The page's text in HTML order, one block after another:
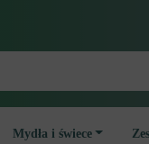
Mydła i świece